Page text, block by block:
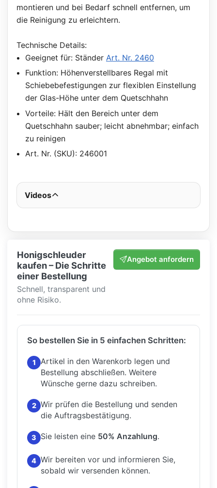
montieren und bei Bedarf schnell entfernen, um
die Reinigung zu erleichtern.
Technische Details:
Geeignet für: Ständer Art. Nr. 2460
Funktion: Höhenverstellbares Regal mit
Schiebebefestigungen zur flexiblen Einstellung
der Glas-Höhe unter dem Quetschhahn
Vorteile: Hält den Bereich unter dem
Quetschhahn sauber; leicht abnehmbar; einfach
zu reinigen
Art. Nr. (SKU): 246001
Videos
Honigschleuder
kaufen – Die Schritte
einer Bestellung
Schnell, transparent und
ohne Risiko.
Angebot anfordern
So bestellen Sie in 5 einfachen Schritten:
1
Artikel in den Warenkorb legen und
Bestellung abschließen. Weitere
Wünsche gerne dazu schreiben.
2 Wir prüfen die Bestellung und senden
die Auftragsbestätigung.
3 Sie leisten eine 50% Anzahlung.
4 Wir bereiten vor und informieren Sie,
sobald wir versenden können.